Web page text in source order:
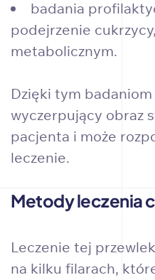
badania
podejrzenie
metabolicznym.
Dzięki tym
wyczerpujący obraz
pacjenta i może
leczenie.
Metody leczenia
Leczenie tej
na kilku filarach,